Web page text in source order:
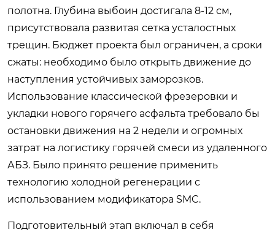
полотна. Глубина выбоин достигала 8-12 см,
присутствовала развитая сетка усталостных
трещин. Бюджет проекта был ограничен, а сроки
сжаты: необходимо было открыть движение до
наступления устойчивых заморозков.
Использование классической фрезеровки и
укладки нового горячего асфальта требовало бы
остановки движения на 2 недели и огромных
затрат на логистику горячей смеси из удаленного
АБЗ. Было принято решение применить
технологию холодной регенерации с
использованием модификатора SMC.
Подготовительный этап включал в себя